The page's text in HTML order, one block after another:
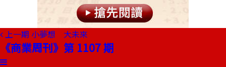
上一期 小夢想 大未來
《商業周刊》第 1107 期